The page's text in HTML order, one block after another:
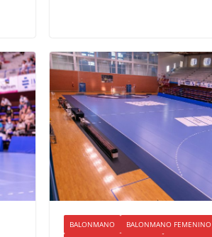
BALONMANO
BALONMANO FEMENINO